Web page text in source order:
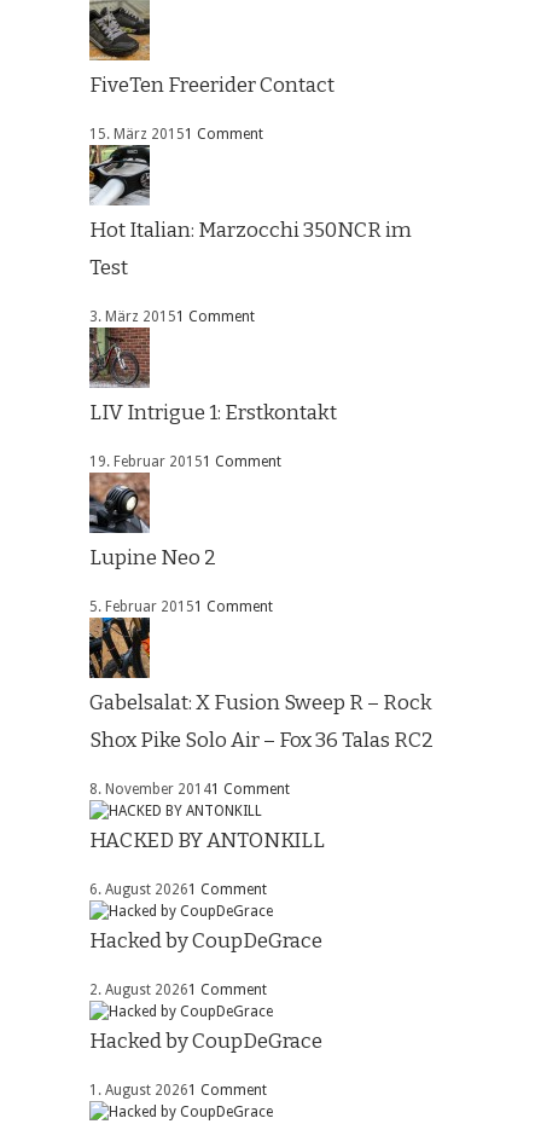
FiveTen Freerider Contact
15. März 20151 Comment
Hot Italian: Marzocchi 350NCR im
Test
3. März 20151 Comment
LIV Intrigue 1: Erstkontakt
19. Februar 20151 Comment
Lupine Neo 2
5. Februar 20151 Comment
Gabelsalat: X Fusion Sweep R – Rock
Shox Pike Solo Air – Fox 36 Talas RC2
8. November 20141 Comment
HACKED BY ANTONKILL
6. August 20261 Comment
Hacked by CoupDeGrace
2. August 20261 Comment
Hacked by CoupDeGrace
1. August 20261 Comment